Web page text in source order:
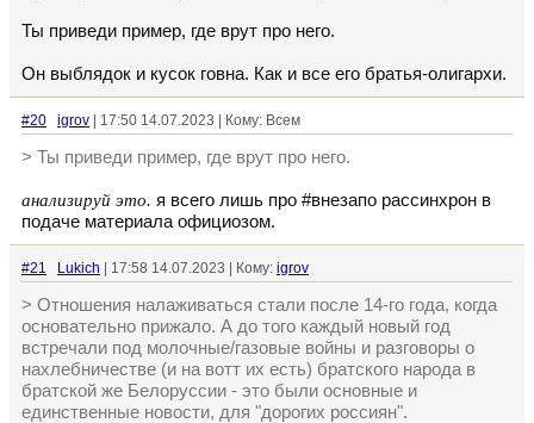
Ты приведи пример, где врут про него.
Он выблядок и кусок говна. Как и все его братья-олигархи.
#20 igrov | 17:50 14.07.2023 | Кому: Всем
> Ты приведи пример, где врут про него.
анализируй это. я всего лишь про #внезапо рассинхрон в
подаче материала официозом.
#21 Lukich | 17:58 14.07.2023 | Кому: igrov
> Отношения налаживаться стали после 14-го года, когда
основательно прижало. А до того каждый новый год
встречали под молочные/газовые войны и разговоры о
нахлебничестве (и на вотт их есть) братского народа в
братской же Белоруссии - это были основные и
единственные новости, для "дорогих россиян".